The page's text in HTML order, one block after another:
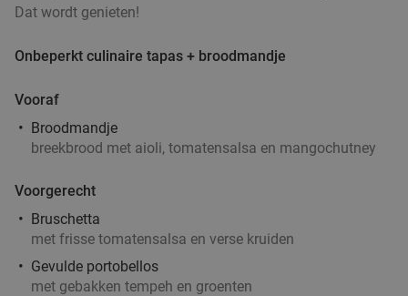
Dat wordt genieten!
Onbeperkt culinaire tapas + broodmandje
Vooraf
Broodmandje
breekbrood met aioli, tomatensalsa en mangochutney
Voorgerecht
Bruschetta
met frisse tomatensalsa en verse kruiden
Gevulde portobellos
met gebakken tempeh en groenten